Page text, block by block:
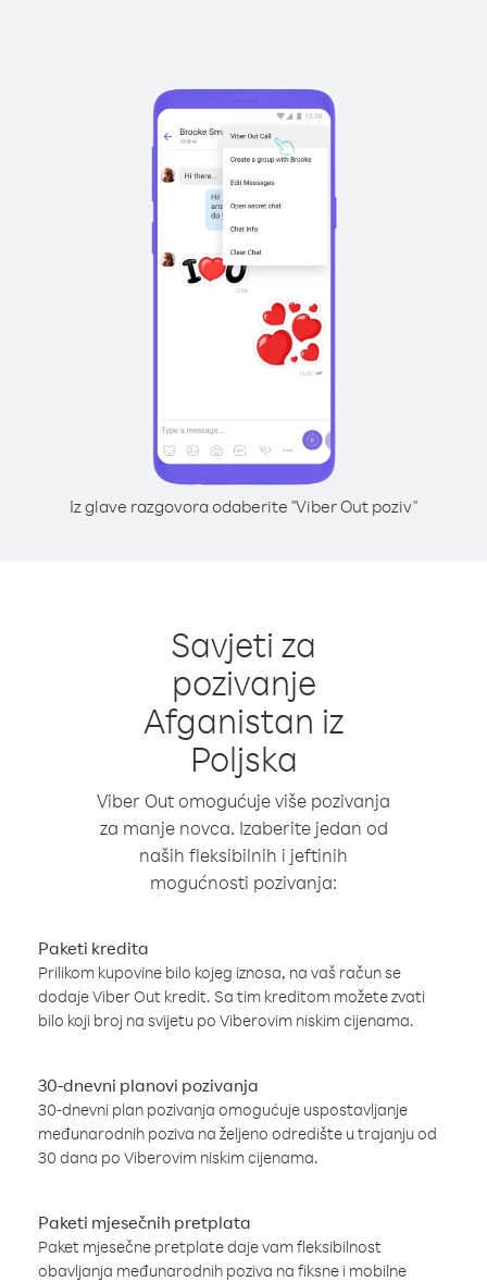
Iz glave razgovora odaberite "Viber Out poziv"
Savjeti za
pozivanje
Afganistan iz
Poljska
Viber Out omogućuje više pozivanja
za manje novca. Izaberite jedan od
naših fleksibilnih i jeftinih
mogućnosti pozivanja:
Paketi kredita
Prilikom kupovine bilo kojeg iznosa, na vaš račun se
dodaje Viber Out kredit. Sa tim kreditom možete zvati
bilo koji broj na svijetu po Viberovim niskim cijenama.
30-dnevni planovi pozivanja
30-dnevni plan pozivanja omogućuje uspostavljanje
međunarodnih poziva na željeno odredište u trajanju od
30 dana po Viberovim niskim cijenama.
Paketi mjesečnih pretplata
Paket mjesečne pretplate daje vam fleksibilnost
obavljanja međunarodnih poziva na fiksne i mobilne